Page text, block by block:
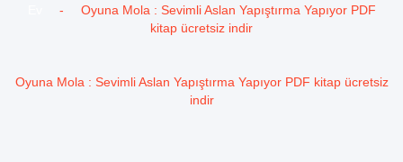
-
Oyuna Mola : Sevimli Aslan Yapıştırma Yapıyor PDF
kitap ücretsiz indir
Oyuna Mola : Sevimli Aslan Yapıştırma Yapıyor PDF kitap ücretsiz
indir